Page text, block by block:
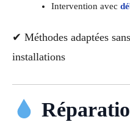
Intervention avec
✔ Méthodes adaptées
installations